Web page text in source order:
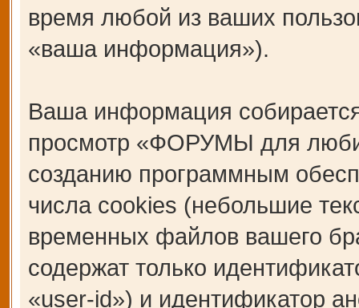
время любой из ваших
«ваша информация»).
Ваша информация
просмотр «ФОРУМЫ для
созданию программным
числа cookies (небольшие
временных файлов вашего
содержат только
«user-id») и идентификатор